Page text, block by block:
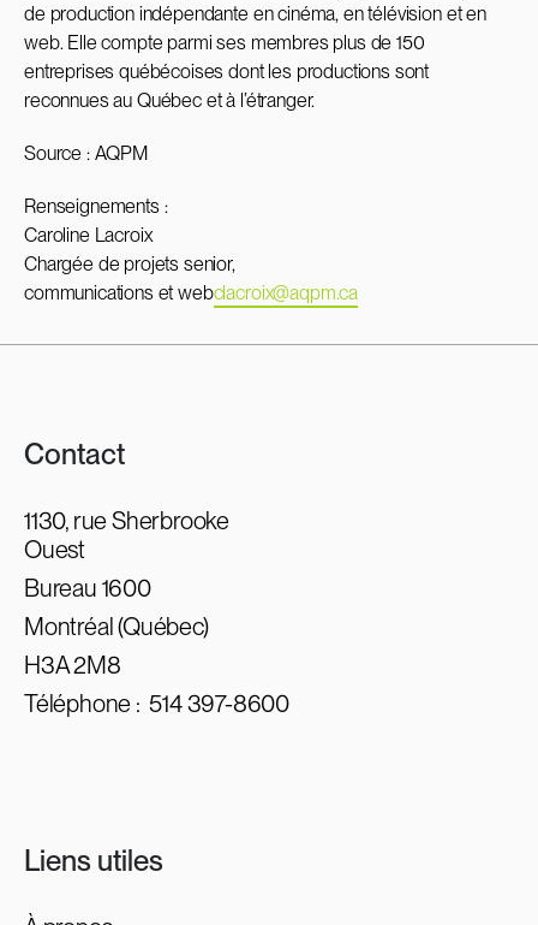
de production indépendante en cinéma, en télévision et en
web. Elle compte parmi ses membres plus de 150
entreprises québécoises dont les productions sont
reconnues au Québec et à l’étranger.
Source : AQPM
Renseignements :
Caroline Lacroix
Chargée de projets senior,
communications et webclacroix@aqpm.ca
Contact
1130, rue Sherbrooke
Ouest
Bureau 1600
Montréal (Québec)
H3A 2M8
Téléphone :514 397-8600
Liens utiles